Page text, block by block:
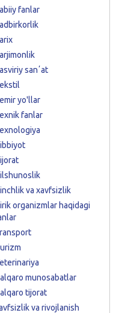
fanlar
sanʼat
yo'llar
fanlar
va xavfsizlik
organizmlar haqidagi
munosabatlar
tijorat
va rivojlanish